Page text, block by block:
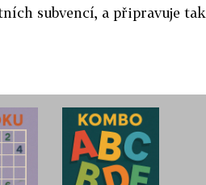
subvencí, a připravuje tak